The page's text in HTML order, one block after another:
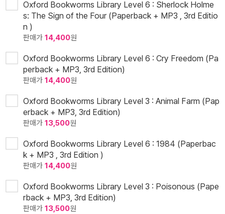
Oxford Bookworms Library Level 6 : Sherlock Holme
s: The Sign of the Four (Paperback + MP3 , 3rd Editio
n )
판매가 14,400원
Oxford Bookworms Library Level 6 : Cry Freedom (Pa
perback + MP3, 3rd Edition)
판매가 14,400원
Oxford Bookworms Library Level 3 : Animal Farm (Pap
erback + MP3, 3rd Edition)
판매가 13,500원
Oxford Bookworms Library Level 6 : 1984 (Paperbac
k + MP3 , 3rd Edition )
판매가 14,400원
Oxford Bookworms Library Level 3 : Poisonous (Pape
rback + MP3, 3rd Edition)
판매가 13,500원